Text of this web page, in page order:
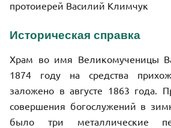
протоиерей Василий Климчук
Историческая справка
Храм во имя Великомученицы
1874 году на средства
заложено в августе 1863 года.
совершения богослужений в
было три металлические